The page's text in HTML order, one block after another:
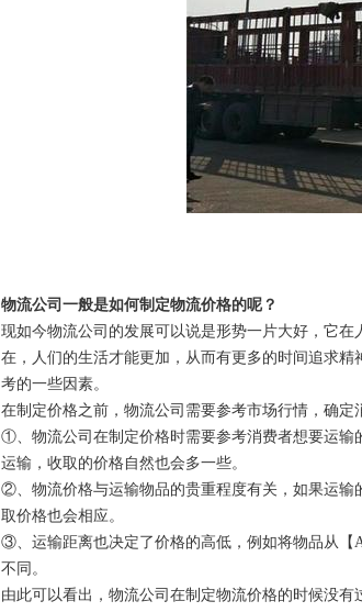
物流公司一般是如何制定物流价格的呢？
现如今物流公司的发展可以说是形势一片大好，它
在，人们的生活才能更加，从而有更多的时间追求
考的一些因素。
在制定价格之前，物流公司需要参考市场行情，确定
①、物流公司在制定价格时需要参考消费者想要运输
运输，收取的价格自然也会多一些。
②、物流价格与运输物品的贵重程度有关，如果运输
取价格也会相应。
③、运输距离也决定了价格的高低，例如将物品从【
不同。
由此可以看出，物流公司在制定物流价格的时候没